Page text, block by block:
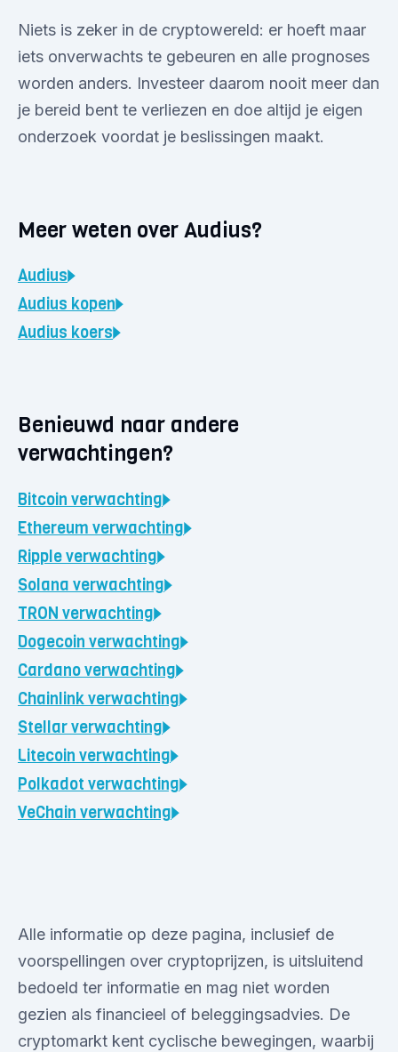
Niets is zeker in de cryptowereld: er hoeft maar
iets onverwachts te gebeuren en alle prognoses
worden anders. Investeer daarom nooit meer dan
je bereid bent te verliezen en doe altijd je eigen
onderzoek voordat je beslissingen maakt.
Meer weten over Audius?
Audius
Audius kopen
Audius koers
Benieuwd naar andere
verwachtingen?
Bitcoin verwachting
Ethereum verwachting
Rippleverwachting
Solana verwachting
TRON verwachting
Dogecoin verwachting
Cardanoverwachting
Chainlinkverwachting
Stellarverwachting
Litecoin verwachting
Polkadot verwachting
VeChain verwachting
Alle informatie op deze pagina, inclusief de
voorspellingen over cryptoprijzen, is uitsluitend
bedoeld ter informatie en mag niet worden
gezien als financieel of beleggingsadvies. De
cryptomarkt kent cyclische bewegingen, waarbij